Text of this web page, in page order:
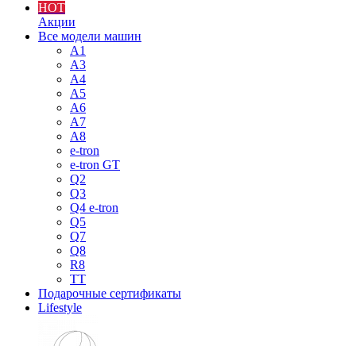
HOT
Акции
Все модели машин
A1
A3
A4
A5
A6
A7
A8
e-tron
e-tron GT
Q2
Q3
Q4 e-tron
Q5
Q7
Q8
R8
TT
Подарочные сертификаты
Lifestyle